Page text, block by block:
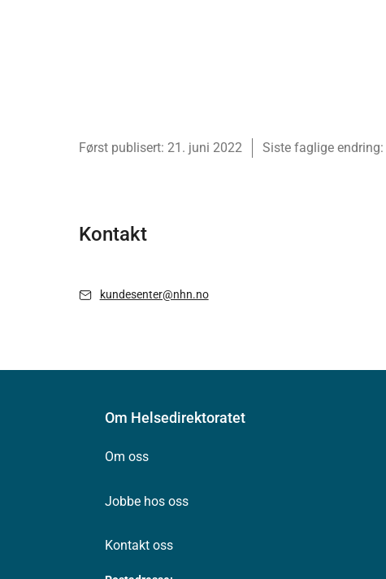
Først publisert: 21. juni 2022 Siste faglige endring:
Kontakt
kundesenter@nhn.no
Om Helsedirektoratet
Om oss
Jobbe hos oss
Kontakt oss